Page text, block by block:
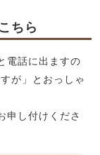
ちら
電話に出ますの
が」とおっしゃ
申し付けくださ